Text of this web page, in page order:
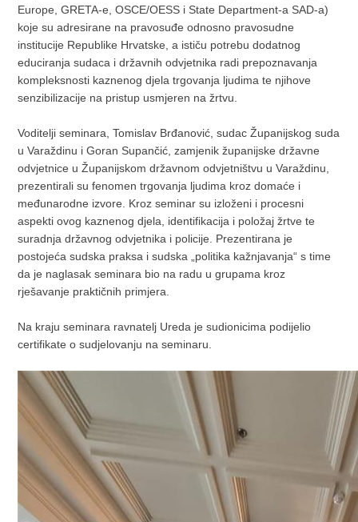
Europe, GRETA-e, OSCE/OESS i State Department-a SAD-a)
koje su adresirane na pravosuđe odnosno pravosudne
institucije Republike Hrvatske, a ističu potrebu dodatnog
educiranja sudaca i državnih odvjetnika radi prepoznavanja
kompleksnosti kaznenog djela trgovanja ljudima te njihove
senzibilizacije na pristup usmjeren na žrtvu.
Voditelji seminara, Tomislav Brđanović, sudac Županijskog suda
u Varaždinu i Goran Supančić, zamjenik županijske državne
odvjetnice u Županijskom državnom odvjetništvu u Varaždinu,
prezentirali su fenomen trgovanja ljudima kroz domaće i
međunarodne izvore. Kroz seminar su izloženi i procesni
aspekti ovog kaznenog djela, identifikacija i položaj žrtve te
suradnja državnog odvjetnika i policije. Prezentirana je
postojeća sudska praksa i sudska „politika kažnjavanja“ s time
da je naglasak seminara bio na radu u grupama kroz
rješavanje praktičnih primjera.
Na kraju seminara ravnatelj Ureda je sudionicima podijelio
certifikate o sudjelovanju na seminaru.